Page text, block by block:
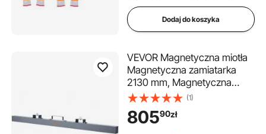
Dodaj do koszyka
VEVOR Magnetyczna miotła
Magnetyczna zamiatarka
2130 mm, Magnetyczna
zamiatarka Magnetyczna
miotła Magnetyczna miotła
Magnetyczny podnośnik 54,4
(1)
80590zł